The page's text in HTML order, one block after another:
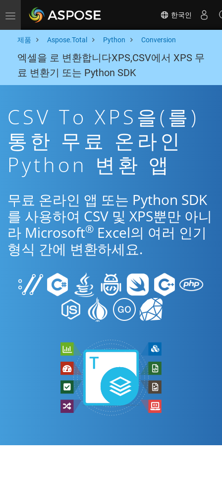
Toggle navigation 한국인
제품 Aspose.Total Python Conversion
엑셀을 로 변환합니다XPS,CSV에서 XPS 무
료 변환기 또는 Python SDK
CSV To XPS을(를)
통한 무료 온라인
Python 변환 앱
무료 온라인 앱 또는 Python SDK
를 사용하여 CSV 및 XPS뿐만 아니
라 Microsoft® Excel의 여러 인기
형식 간에 변환하세요.